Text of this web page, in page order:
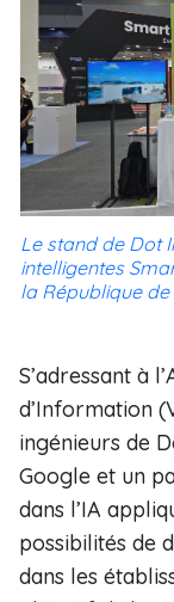
Le stand de Dot
intelligentes
la République de
S’adressant à
d’Information
ingénieurs de
Google et un
dans l’IA
possibilités de
dans les